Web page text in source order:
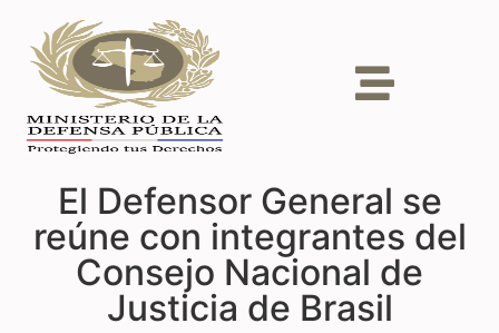
El Defensor General se
reúne con integrantes del
Consejo Nacional de
Justicia de Brasil